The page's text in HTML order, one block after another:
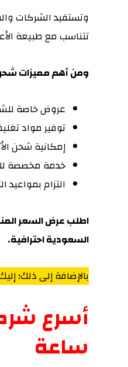
وتستفيد الشركات
تتناسب مع طبيعة
ومن أهم مميزات
عروض خاصة
توفير مواد
إمكانية شحن
خدمة مخصصة
التزام
اطلب عرض السعر
السعودية احترافية.
بالإضافة إلى ذلك؛
ساعة